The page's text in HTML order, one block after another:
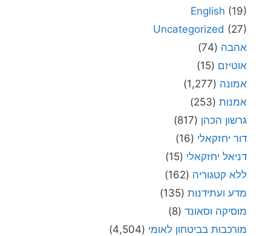
English (19)
Uncategorized (27)
אהבה (74)
אוטיזם (15)
אמונה (1,277)
אמנות (253)
גרשון הכהן (817)
דור יחזקאלי (16)
דניאל יחזקאלי (15)
ללא קטגוריה (162)
מדע ועתידנות (135)
מוסיקה וסאונד (8)
מורכבות בביטחון לאומי (4,504)